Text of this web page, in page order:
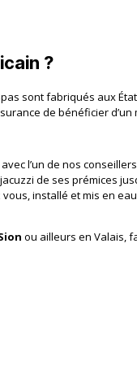
?
sont fabriqués aux
de bénéficier d’un
l’un de nos
de ses prémices
installé et mis en
ou ailleurs en Valais,